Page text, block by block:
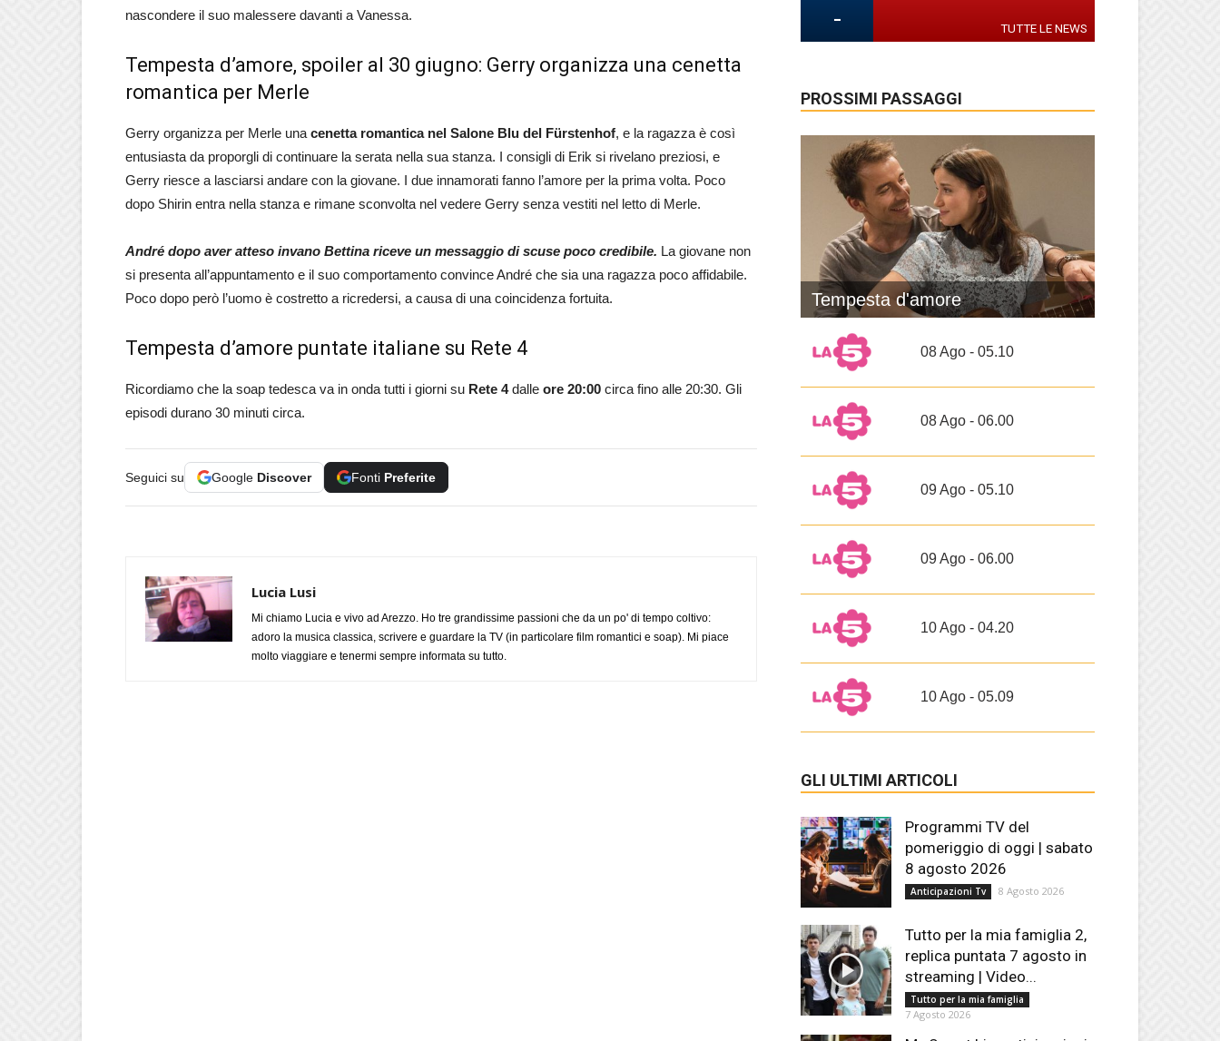
nascondere il suo malessere davanti a Vanessa.
Tempesta d’amore, spoiler al 30 giugno: Gerry organizza una cenetta
romantica per Merle
Gerry organizza per Merle una cenetta romantica nel Salone Blu del Fürstenhof, e la ragazza è così
entusiasta da proporgli di continuare la serata nella sua stanza. I consigli di Erik si rivelano preziosi, e
Gerry riesce a lasciarsi andare con la giovane. I due innamorati fanno l’amore per la prima volta. Poco
dopo Shirin entra nella stanza e rimane sconvolta nel vedere Gerry senza vestiti nel letto di Merle.
André dopo aver atteso invano Bettina riceve un messaggio di scuse poco credibile. La giovane non
si presenta all’appuntamento e il suo comportamento convince André che sia una ragazza poco affidabile.
Poco dopo però l’uomo è costretto a ricredersi, a causa di una coincidenza fortuita.
Tempesta d’amore puntate italiane su Rete 4
Ricordiamo che la soap tedesca va in onda tutti i giorni su Rete 4dalle ore 20:00 circa fino alle 20:30. Gli
episodi durano 30 minuti circa.
Seguici su Google Discover Fonti Preferite
Lucia Lusi
Mi chiamo Lucia e vivo ad Arezzo. Ho tre grandissime passioni che da un po' di tempo coltivo:
adoro la musica classica, scrivere e guardare la TV (in particolare film romantici e soap). Mi piace
molto viaggiare e tenermi sempre informata su tutto.
- TUTTE LE NEWS
PROSSIMI PASSAGGI
Tempesta d'amore
08 Ago - 05.10
08 Ago - 06.00
09 Ago - 05.10
09 Ago - 06.00
10 Ago - 04.20
10 Ago - 05.09
GLI ULTIMI ARTICOLI
Programmi TV del
pomeriggio di oggi | sabato
8 agosto 2026
Anticipazioni Tv 8 Agosto 2026
Tutto per la mia famiglia 2,
replica puntata 7 agosto in
streaming | Video...
Tutto per la mia famiglia
7 Agosto 2026